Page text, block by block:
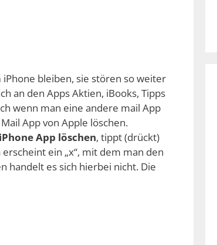
bleiben, sie stören so weiter
an den Apps Aktien, iBooks, Tipps
wenn man eine andere mail App
App von Apple löschen.
iPhone App löschen, tippt (drückt)
ein „x“, mit dem man den
handelt es sich hierbei nicht. Die